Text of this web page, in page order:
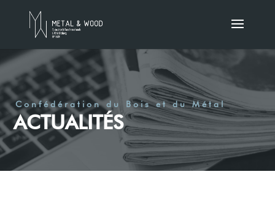
Confédération du Bois et du Métal
ACTUALITÉS